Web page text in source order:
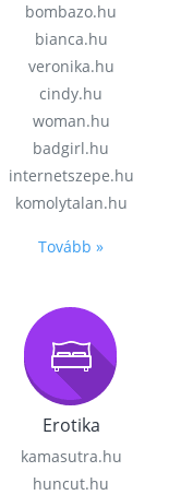
bombazo.hu
bianca.hu
veronika.hu
cindy.hu
woman.hu
badgirl.hu
internetszepe.hu
komolytalan.hu
Tovább »
Erotika
kamasutra.hu
huncut.hu